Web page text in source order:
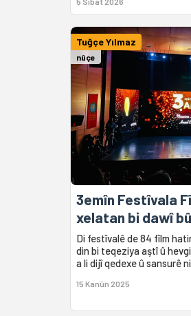
Tuğçe Yılmaz
nûçe
3emîn Festîvala
xelatan bi dawî bû
Di festîvalê de 84 fîlm
din bi teqeziya aştî û
a li dijî qedexe û sansurê
15 Kanûn 2025